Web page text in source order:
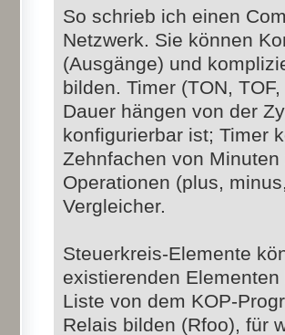
So schrieb ich einen
Netzwerk. Sie können
(Ausgänge) und
bilden. Timer (TON,
Dauer hängen von der
konfigurierbar ist; Timer
Zehnfachen von
Operationen (plus,
Vergleicher.
Steuerkreis-Elemente
existierenden
Liste von dem KOP-
Relais bilden (Rfoo), für